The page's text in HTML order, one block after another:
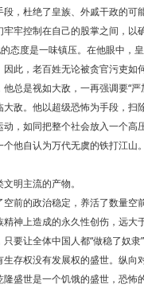
，杜绝了皇族、外戚干政的
牢牢控制在自己的股掌之间，
态度是一味镇压。在他眼中
此，老百姓无论被贪官污吏
总是视如大敌，一再强调要“严
敌。他以超级恐怖为手段，
，如同把整个社会放入一个
他自认为万代无虞的铁打江山
明主流的产物。
前的政治稳定，养活了数量空
神上造成的永久性创伤，远大
要让全体中国人都“做稳了奴
生存权没有发展权的盛世。纵
隆盛世是一个饥饿的盛世，恐